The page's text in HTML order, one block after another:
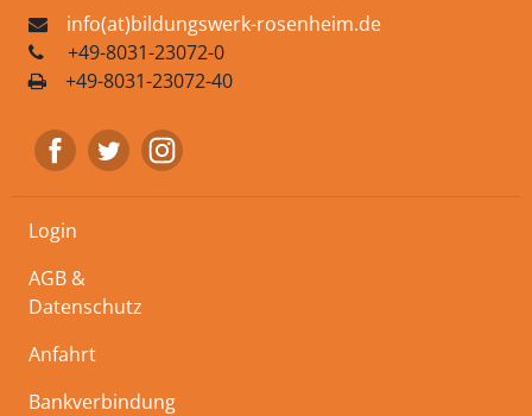
info(at)bildungswerk-rosenheim.de
+49-8031-23072-0
+49-8031-23072-40
Login
AGB &
Datenschutz
Anfahrt
Bankverbindung